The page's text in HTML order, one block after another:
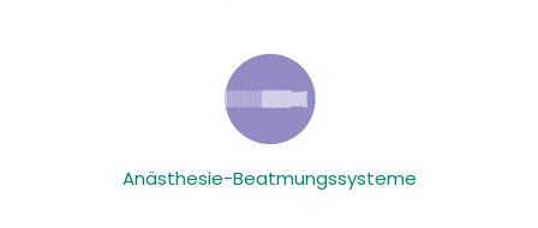
Anästhesie-Beatmungssysteme